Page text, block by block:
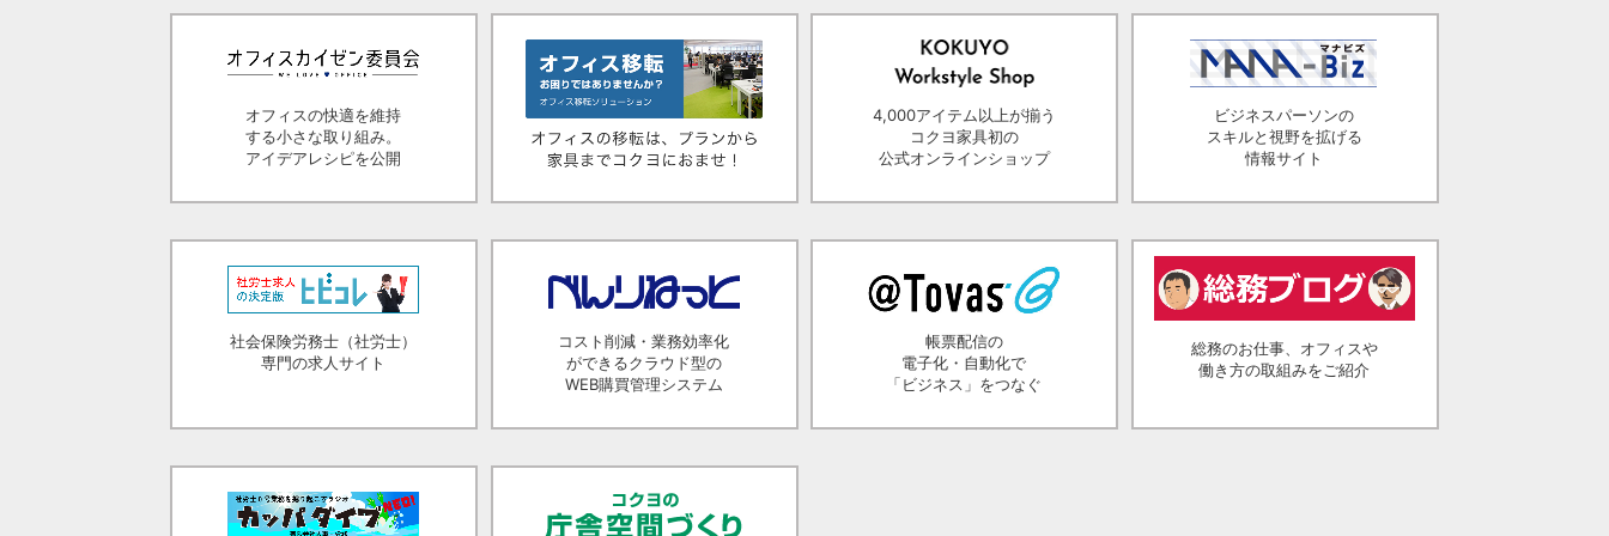
オフィスの快適を維持
する小さな取り組み。
アイデアレシピを公開
4,000アイテム以上が揃う
コクヨ家具初の
公式オンラインショップ
ビジネスパーソンの
スキルと視野を拡げる
情報サイト
社会保険労務士（社労士）
専門の求人サイト
コスト削減・業務効率化
ができるクラウド型の
WEB購買管理システム
帳票配信の
電子化・自動化で
「ビジネス」をつなぐ
総務のお仕事、オフィスや
働き方の取組みをご紹介